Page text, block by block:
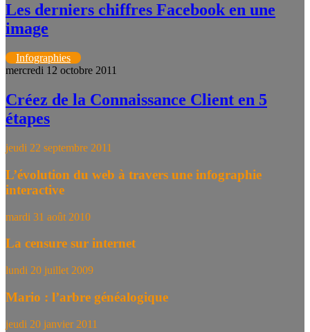
Les derniers chiffres Facebook en une
image
Infographies
mercredi 12 octobre 2011
Créez de la Connaissance Client en 5
étapes
jeudi 22 septembre 2011
L’évolution du web à travers une infographie
interactive
mardi 31 août 2010
La censure sur internet
lundi 20 juillet 2009
Mario : l’arbre généalogique
jeudi 20 janvier 2011